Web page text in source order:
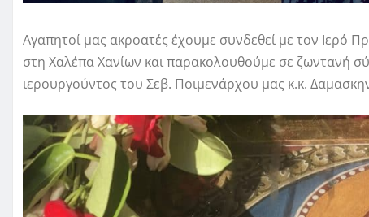
Αγαπητοί μας ακροατές έχουμε συνδεθεί με τον Ιερό
στη Χαλέπα Χανίων και παρακολουθούμε σε ζωντανή
ιερουργούντος του Σεβ. Ποιμενάρχου μας κ.κ.